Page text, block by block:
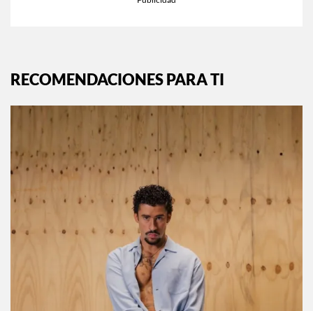
RECOMENDACIONES PARA TI